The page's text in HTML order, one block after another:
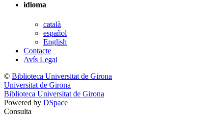
idioma
català
español
English
Contacte
Avís Legal
© Biblioteca Universitat de Girona
Universitat de Girona
Biblioteca Universitat de Girona
Powered by DSpace
Consulta